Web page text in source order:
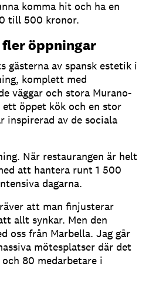
komma hit och ha en
till 500 kronor.
öppningar
gästerna av spansk estetik i
komplett med
väggar och stora Murano-
öppet kök och en stor
inspirerad av de sociala
När restaurangen är helt
att hantera runt 1 500
dagarna.
att man finjusterar
allt synkar. Men den
oss från Marbella. Jag går
mötesplatser där det
80 medarbetare i